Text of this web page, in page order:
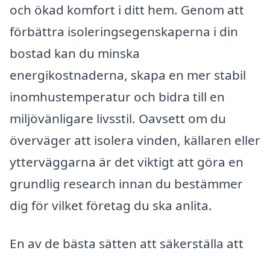
och ökad komfort i ditt hem. Genom att
förbättra isoleringsegenskaperna i din
bostad kan du minska
energikostnaderna, skapa en mer stabil
inomhustemperatur och bidra till en
miljövänligare livsstil. Oavsett om du
överväger att isolera vinden, källaren eller
ytterväggarna är det viktigt att göra en
grundlig research innan du bestämmer
dig för vilket företag du ska anlita.
En av de bästa sätten att säkerställa att